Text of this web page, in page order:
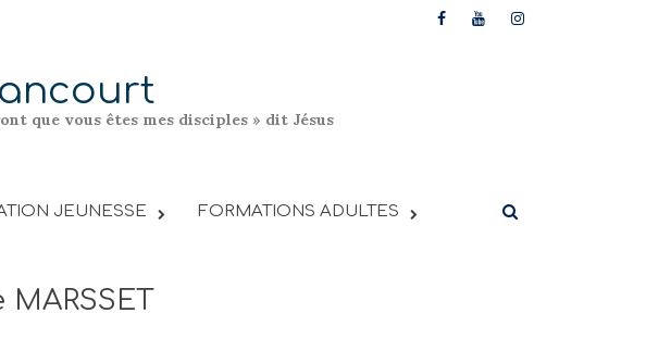
que vous êtes mes disciples » dit Jésus
JEUNESSE FORMATIONS ADULTES